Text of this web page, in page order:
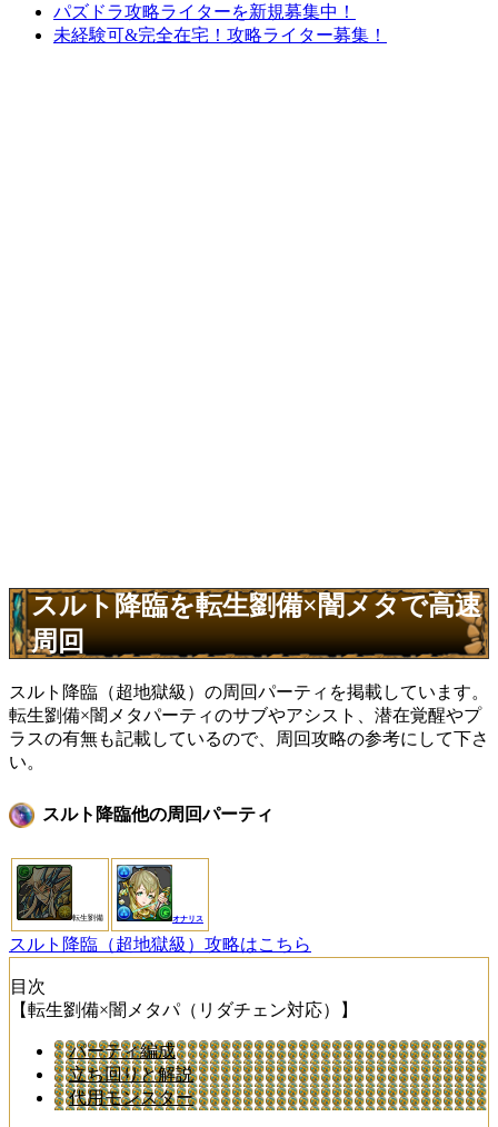
パズドラ攻略ライターを新規募集中！
未経験可&完全在宅！攻略ライター募集！
スルト降臨を転生劉備×闇メタで高速
周回
スルト降臨（超地獄級）の周回パーティを掲載しています。
転生劉備×闇メタパーティのサブやアシスト、潜在覚醒やプ
ラスの有無も記載しているので、周回攻略の参考にして下さ
い。
スルト降臨他の周回パーティ
転生劉備 オナリス
スルト降臨（超地獄級）攻略はこちら
目次
【転生劉備×闇メタパ（リダチェン対応）】
パーティ編成
立ち回りと解説
代用モンスター